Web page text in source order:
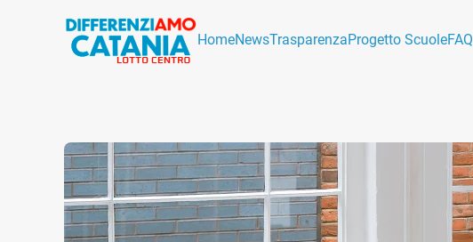
HomeNewsTrasparenzaProgetto ScuoleFAQ